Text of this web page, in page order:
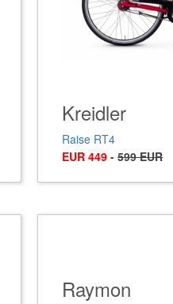
Kreidler
Raise RT4
EUR 449 -599 EUR
Raymon